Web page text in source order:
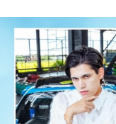
イベント
イベント